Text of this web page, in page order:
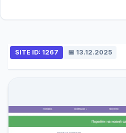
SITE ID: 1267 📅 13.12.2025